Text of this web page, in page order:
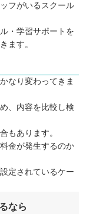
フがいるスクール
・学習サポートを
ます。
なり変わってきま
、内容を比較し検
もあります。
金が発生するのか
定されているケー
なら